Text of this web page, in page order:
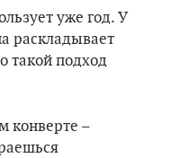
уже год. У
раскладывает
такой подход
конверте –